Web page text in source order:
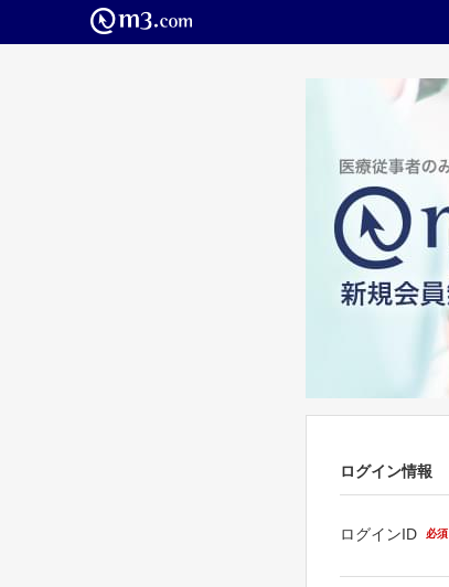
ログイン情報
ログインID 必須